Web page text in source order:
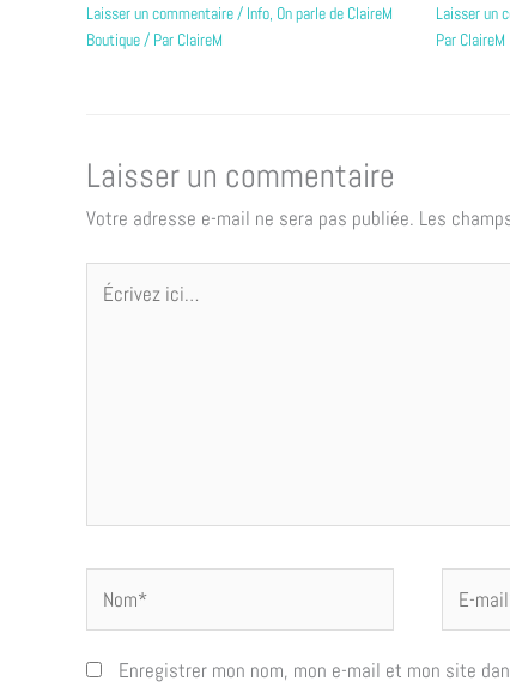
Laisser un commentaire / Info On parle de ClaireM
Boutique / Par ClaireM
Laisser un
Par ClaireM
Laisser un commentaire
Votre adresse e-mail ne sera pas publiée. Les
Écrivez
ici…
mail*
Enregistrer mon nom, mon e-mail et mon site